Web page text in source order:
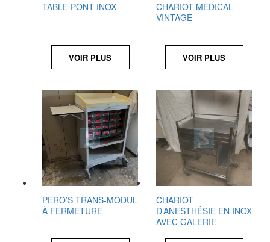
TABLE PONT INOX
VOIR PLUS
CHARIOT MEDICAL
VINTAGE
VOIR PLUS
PERO’S TRANS-MODUL
À FERMETURE
CHARIOT
D’ANESTHÉSIE EN INOX
AVEC GALERIE